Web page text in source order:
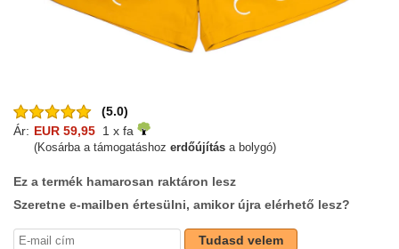
(5.0)
Ár: EUR 59,95 1 x fa
(Kosárba a támogatáshoz erdőújítás a bolygó)
Ez a termék hamarosan raktáron lesz
Szeretne e-mailben értesülni, amikor újra elérhető lesz?
Tudasd velem